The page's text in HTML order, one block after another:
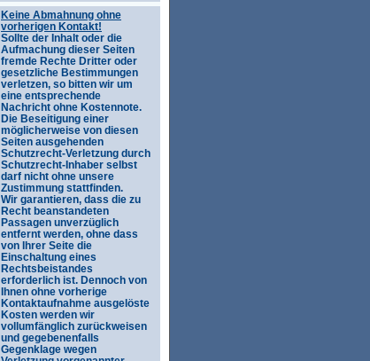
Keine Abmahnung ohne
vorherigen Kontakt!
Sollte der Inhalt oder die
Aufmachung dieser Seiten
fremde Rechte Dritter oder
gesetzliche Bestimmungen
verletzen, so bitten wir um
eine entsprechende
Nachricht ohne Kostennote.
Die Beseitigung einer
möglicherweise von diesen
Seiten ausgehenden
Schutzrecht-Verletzung durch
Schutzrecht-Inhaber selbst
darf nicht ohne unsere
Zustimmung stattfinden.
Wir garantieren, dass die zu
Recht beanstandeten
Passagen unverzüglich
entfernt werden, ohne dass
von Ihrer Seite die
Einschaltung eines
Rechtsbeistandes
erforderlich ist. Dennoch von
Ihnen ohne vorherige
Kontaktaufnahme ausgelöste
Kosten werden wir
vollumfänglich zurückweisen
und gegebenenfalls
Gegenklage wegen